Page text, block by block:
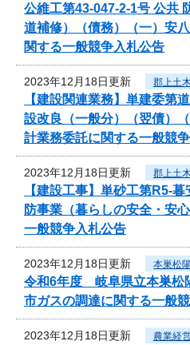
公維工第43-047-2-1号 公共
道補修）（債務）（一）安
関する一般競争入札公告
2023年12月18日更新 郡上土
【建設関連業務】単建委第
設改良（一般分）（翌債）
計業務委託に関する一般競
2023年12月18日更新 郡上土
【建設工事】単砂工第R5-
防事業（暮らしの安全・安
一般競争入札公告
2023年12月18日更新 本巣松
令和6年度 岐阜県立本巣松
市ガスの調達に関する一般
2023年12月18日更新 農業経